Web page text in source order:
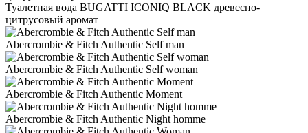
Туалетная вода BUGATTI ICONIQ BLACK древесно-
цитрусовый аромат
Abercrombie & Fitch Authentic Self man
Abercrombie & Fitch Authentic Self woman
Abercrombie & Fitch Authentic Moment
Abercrombie & Fitch Authentic Night homme